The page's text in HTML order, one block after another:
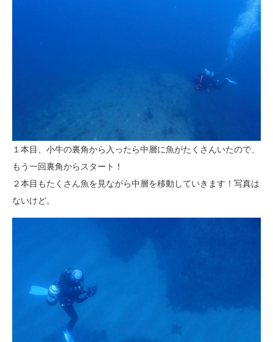
１本目、小牛の裏角から入ったら中層に魚がたくさんいたので、
もう一回裏角からスタート！
２本目もたくさん魚を見ながら中層を移動していきます！写真は
ないけど。